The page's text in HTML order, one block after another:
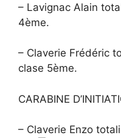
– Lavignac Alain
4ème.
– Claverie Frédéric
clase 5ème.
CARABINE
– Claverie Enzo